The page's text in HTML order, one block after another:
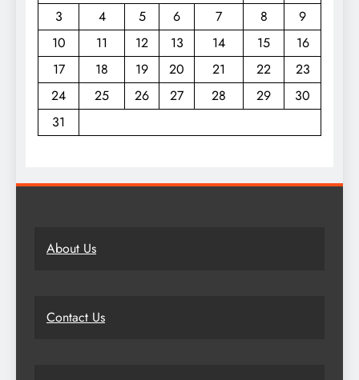
3
4 5 6 7 8
9
10
11 12 13 14 15
16
17
18 19 20 21 22
23
24
25 26 27 28 29
30
31
About Us
Contact Us